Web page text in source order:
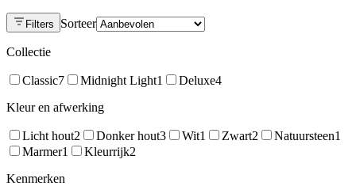
Filters Sorteer
Collectie
Classic7 Midnight Light1 Deluxe4
Kleur en afwerking
Licht hout2 Donker hout3 Wit1 Zwart2 Natuursteen1
Marmer1 Kleurrijk2
Kenmerken